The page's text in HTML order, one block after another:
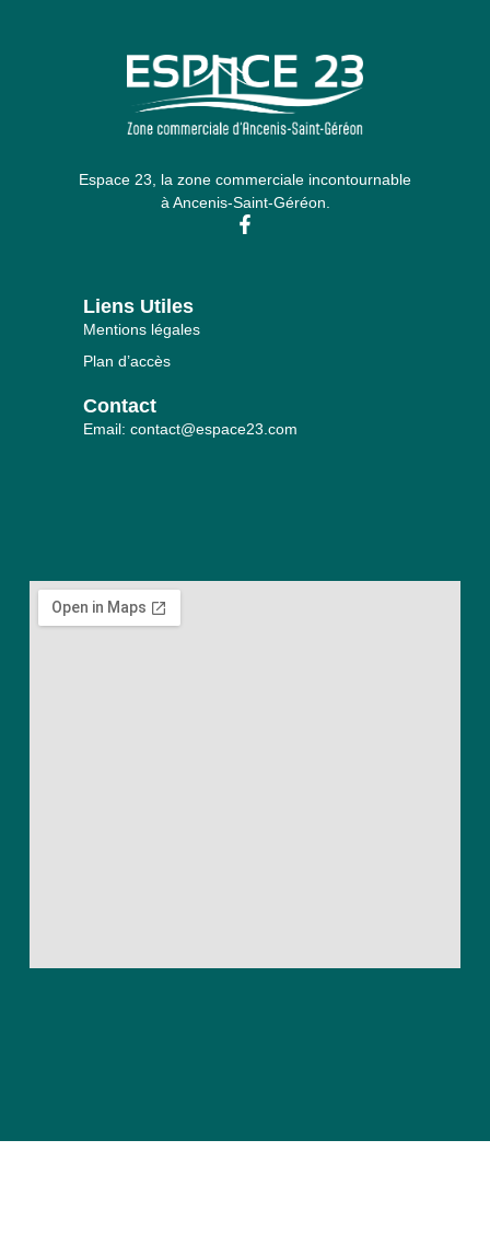
Espace 23, la zone commerciale incontournable
à Ancenis-Saint-Géréon.
Liens Utiles
Mentions légales
Plan d’accès
Contact
Email: contact@espace23.com